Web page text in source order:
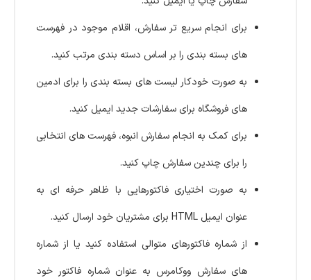
برای انجام سریع تر سفارش، اقلام موجود در فهرست
های بسته بندی را بر اساس دسته بندی مرتب کنید.
به صورت خودکار لیست های بسته بندی را برای ادمین
های فروشگاه برای سفارشات جدید ایمیل کنید.
برای کمک به انجام سفارش انبوه، فهرست های انتخابی
را برای چندین سفارش چاپ کنید.
به صورت اختیاری فاکتورهایی با ظاهر حرفه ای به
عنوان ایمیل HTML برای مشتریان خود ارسال کنید.
از شماره فاکتورهای متوالی استفاده کنید یا از شماره
های سفارش ووکامرس به عنوان شماره فاکتور خود